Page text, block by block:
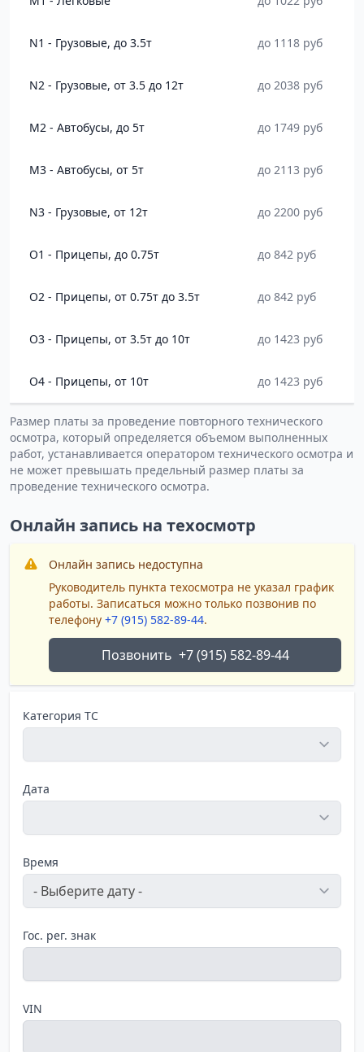
N1 - Грузовые, до 3.5т до 1118 руб
N2 - Грузовые, от 3.5 до 12т до 2038 руб
M2 - Автобусы, до 5т до 1749 руб
M3 - Автобусы, от 5т до 2113 руб
N3 - Грузовые, от 12т до 2200 руб
O1 - Прицепы, до 0.75т до 842 руб
O2 - Прицепы, от 0.75т до 3.5т до 842 руб
O3 - Прицепы, от 3.5т до 10т до 1423 руб
O4 - Прицепы, от 10т до 1423 руб
Размер платы за проведение повторного технического
осмотра, который определяется объемом выполненных
работ, устанавливается оператором технического осмотра и
не может превышать предельный размер платы за
проведение технического осмотра.
Онлайн запись на техосмотр
Онлайн запись недоступна
Руководитель пункта техосмотра не указал график
работы. Записаться можно только позвонив по
телефону +7 (915) 582-89-44.
Позвонить +7 (915) 582-89-44
Категория ТС
Дата
Время
Гос. рег. знак
VIN